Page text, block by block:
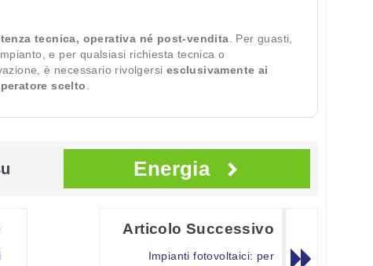
tecnica, operativa né post-vendita . Per guasti,
e per qualsiasi richiesta tecnica o
è necessario rivolgersi esclusivamente ai
scelto
Energia
Articolo Successivo
Impianti fotovoltaici: per